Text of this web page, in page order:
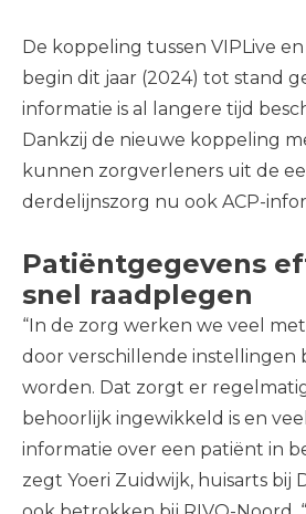
De koppeling tussen VIPLive
begin dit jaar (2024) tot stand
informatie is al langere tijd
Dankzij de nieuwe koppeling
kunnen zorgverleners uit de
derdelijnszorg nu ook ACP-
Patiëntgegevens
snel raadplegen
“In de zorg werken we veel
door verschillende instellingen
worden. Dat zorgt er
behoorlijk ingewikkeld is en
informatie over een patiënt in
zegt Yoeri Zuidwijk, huisarts bij